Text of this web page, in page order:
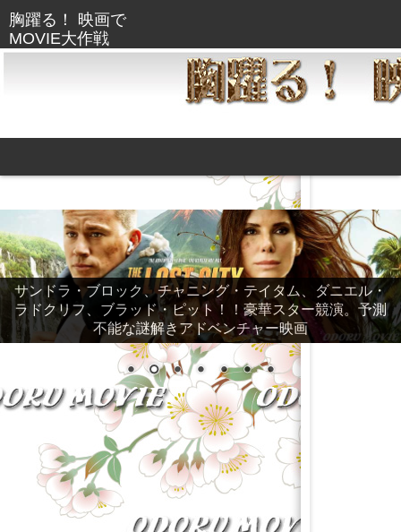
サンドラ・ブロック、チャニング・テイタム、ダニエル・
ラドクリフ、ブラッド・ピット！！豪華スター競演。予測
不能な謎解きアドベンチャー映画